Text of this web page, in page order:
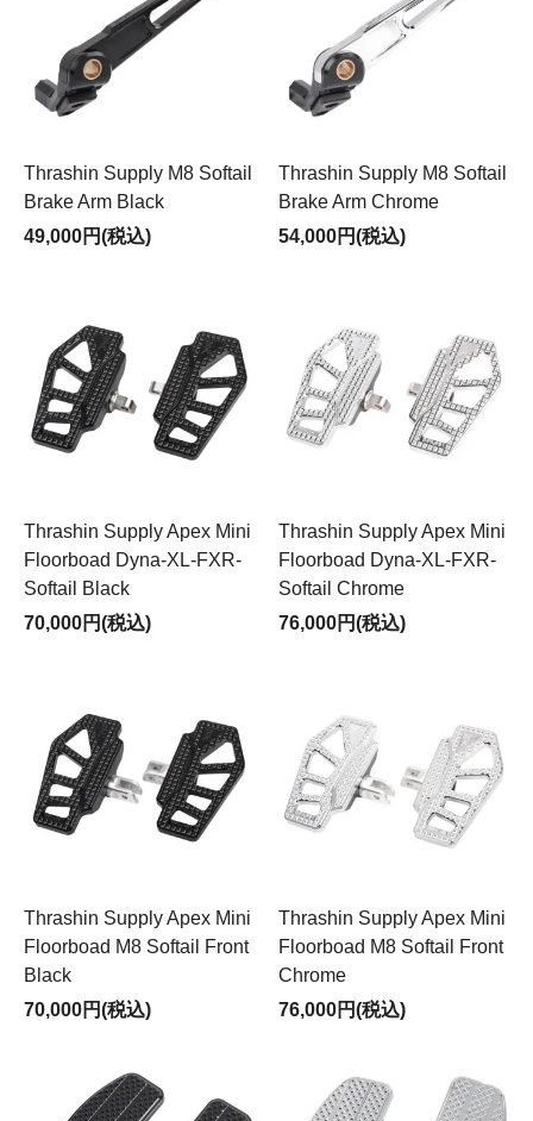
Thrashin Supply M8 Softail
Brake Arm Black
49,000円(税込)
Thrashin Supply M8 Softail
Brake Arm Chrome
54,000円(税込)
Thrashin Supply Apex Mini
Floorboad Dyna-XL-FXR-
Softail Black
70,000円(税込)
Thrashin Supply Apex Mini
Floorboad Dyna-XL-FXR-
Softail Chrome
76,000円(税込)
Thrashin Supply Apex Mini
Floorboad M8 Softail Front
Black
70,000円(税込)
Thrashin Supply Apex Mini
Floorboad M8 Softail Front
Chrome
76,000円(税込)